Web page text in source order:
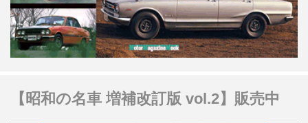
【昭和の名車 増補改訂版 vol.2】販売中